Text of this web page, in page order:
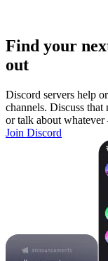
Find your
out
Discord servers help
channels. Discuss that
or talk about
Join Discord